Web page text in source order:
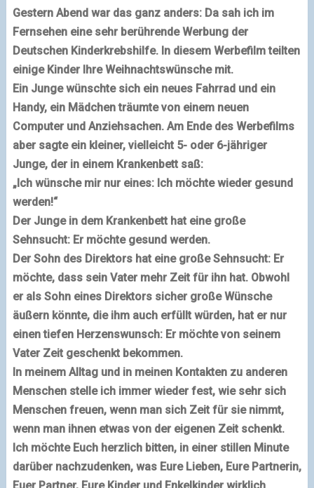
Gestern Abend war das ganz anders: Da sah ich im
Fernsehen eine sehr berührende Werbung der
Deutschen Kinderkrebshilfe. In diesem Werbefilm teilten
einige Kinder Ihre Weihnachtswünsche mit.
Ein Junge wünschte sich ein neues Fahrrad und ein
Handy, ein Mädchen träumte von einem neuen
Computer und Anziehsachen. Am Ende des Werbefilms
aber sagte ein kleiner, vielleicht 5- oder 6-jähriger
Junge, der in einem Krankenbett saß:
„Ich wünsche mir nur eines: Ich möchte wieder gesund
werden!“
Der Junge in dem Krankenbett hat eine große
Sehnsucht: Er möchte gesund werden.
Der Sohn des Direktors hat eine große Sehnsucht: Er
möchte, dass sein Vater mehr Zeit für ihn hat. Obwohl
er als Sohn eines Direktors sicher große Wünsche
äußern könnte, die ihm auch erfüllt würden, hat er nur
einen tiefen Herzenswunsch: Er möchte von seinem
Vater Zeit geschenkt bekommen.
In meinem Alltag und in meinen Kontakten zu anderen
Menschen stelle ich immer wieder fest, wie sehr sich
Menschen freuen, wenn man sich Zeit für sie nimmt,
wenn man ihnen etwas von der eigenen Zeit schenkt.
Ich möchte Euch herzlich bitten, in einer stillen Minute
darüber nachzudenken, was Eure Lieben, Eure Partnerin,